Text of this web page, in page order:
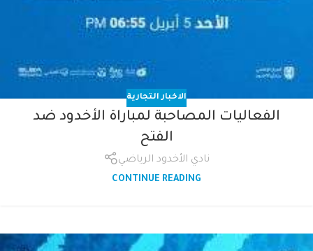
الاخبار التجارية
الفعاليات المصاحبة لمباراة الأخدود ضد
الفتح
نادي الأخدود الرياضي
CONTINUE READING